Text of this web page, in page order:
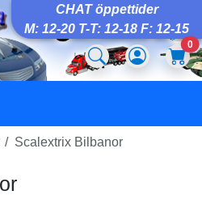
CHAT öppettider
M: 12-20 T-T: 12-18 F: 12-15
0
Scalextrix Bilbanor